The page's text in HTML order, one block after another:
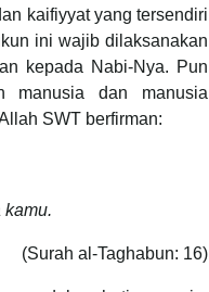
kaifiyyat yang tersendiri
ini wajib dilaksanakan
kepada Nabi-Nya. Pun
manusia dan manusia
SWT berfirman:
kamu.
(Surah al-Taghabun: 16)